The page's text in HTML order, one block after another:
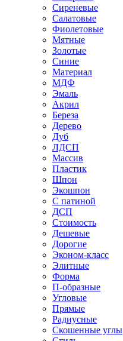
Сиреневые
Салатовые
Фиолетовые
Мятные
Золотые
Синие
Материал
МДФ
Эмаль
Акрил
Береза
Дерево
Дуб
ЛДСП
Массив
Пластик
Шпон
Экошпон
С патиной
ДСП
Стоимость
Дешевые
Дорогие
Эконом-класс
Элитные
Форма
П-образные
Угловые
Прямые
Радиусные
Скошенные углы